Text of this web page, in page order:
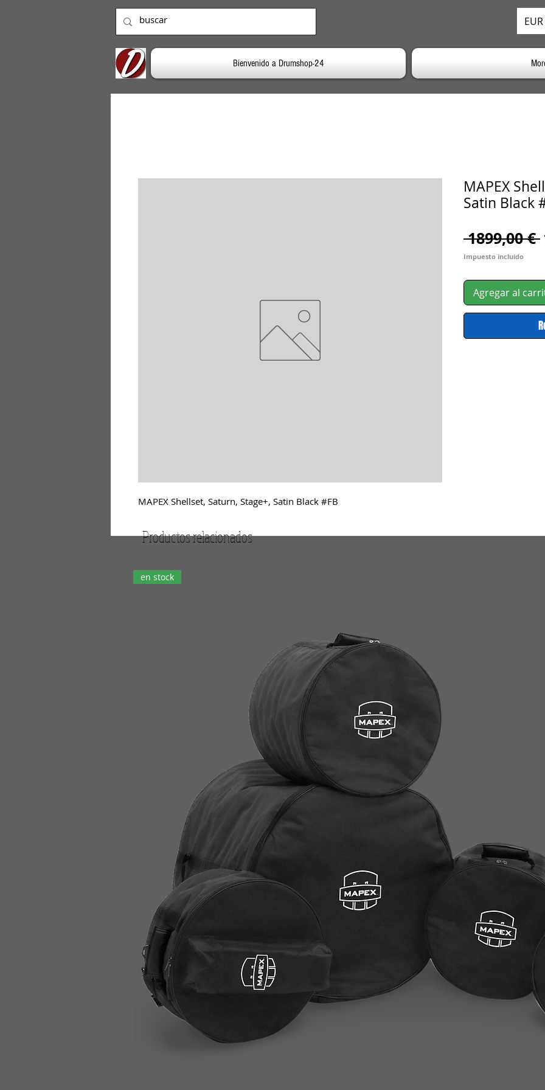
Bienvenido a Drumshop-24
MAPEX Shellset, Saturn, Stage+, Satin Black #FB
MAPEX
Satin Black
1899,00 €
Impuesto incluido
Agregar al
Productos relacionados
en stock